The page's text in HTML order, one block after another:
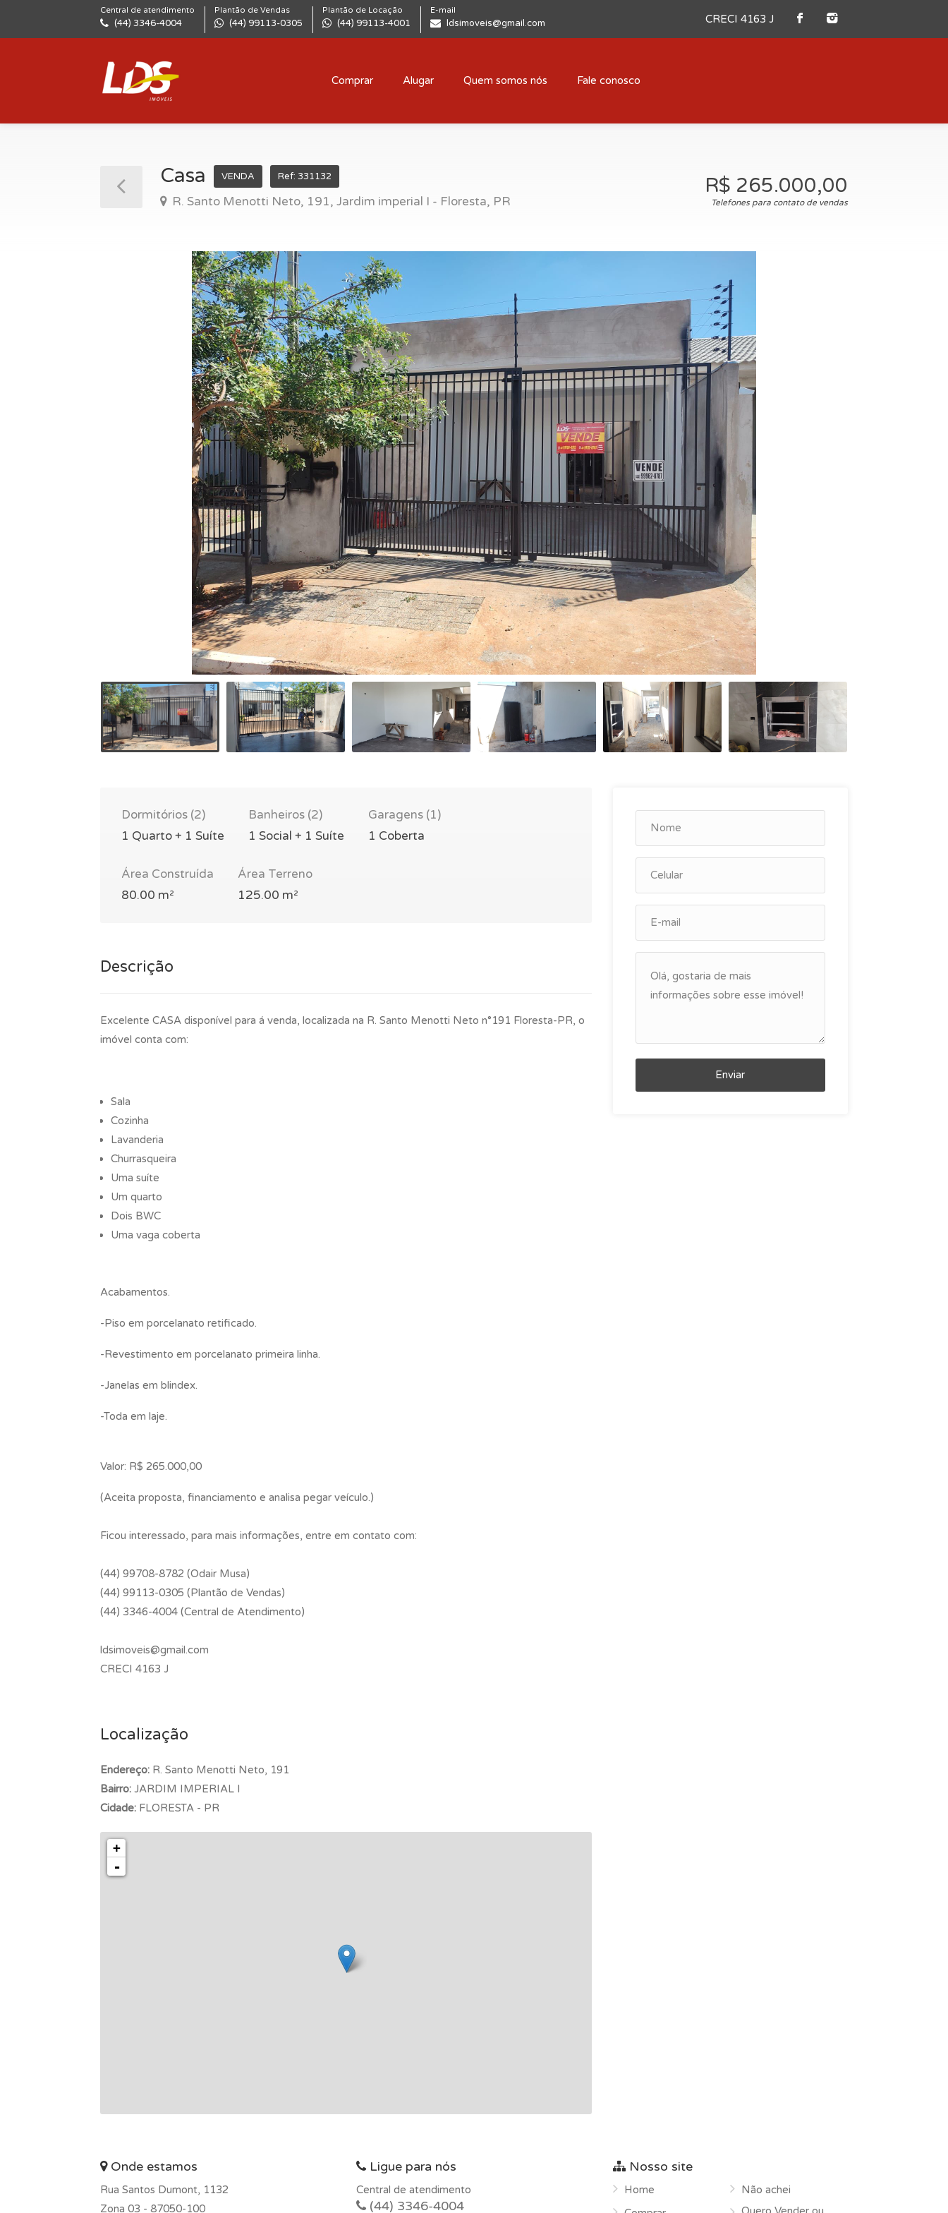
Central de atendimento
(44) 3346-4004
Plantão de Vendas
(44) 99113-0305
Plantão de Locação
(44) 99113-4001
E-mail
ldsimoveis@gmail.com CRECI 4163 J
Comprar Alugar Quem somos nós Fale conosco
Casa VENDA Ref: 331132
R. Santo Menotti Neto, 191, Jardim imperial I - Floresta, PR
R$ 265.000,00
Telefones para contato de vendas
Dormitórios (2)
1 Quarto + 1 Suíte
Banheiros (2)
1 Social + 1 Suíte
Garagens (1)
1 Coberta
Área Construída
80.00 m²
Área Terreno
125.00 m²
Descrição
Excelente CASA disponível para á venda, localizada na R. Santo Menotti Neto n°191 Floresta-PR, o
imóvel conta com:
Sala
Cozinha
Lavanderia
Churrasqueira
Uma suíte
Um quarto
Dois BWC
Uma vaga coberta
Acabamentos.
-Piso em porcelanato retificado.
-Revestimento em porcelanato primeira linha.
-Janelas em blindex.
-Toda em laje.
Valor: R$ 265.000,00
(Aceita proposta, financiamento e analisa pegar veículo.)
Ficou interessado, para mais informações, entre em contato com:
(44) 99708-8782 (Odair Musa)
(44) 99113-0305 (Plantão de Vendas)
(44) 3346-4004 (Central de Atendimento)
ldsimoveis@gmail.com
CRECI 4163 J
Localização
Endereço: R. Santo Menotti Neto, 191
Bairro: JARDIM IMPERIAL I
Cidade: FLORESTA - PR
+
-
Enviar
Onde estamos
Rua Santos Dumont, 1132
Zona 03 - 87050-100
Ligue para nós
Central de atendimento
(44) 3346-4004
Nosso site
Home
Não achei